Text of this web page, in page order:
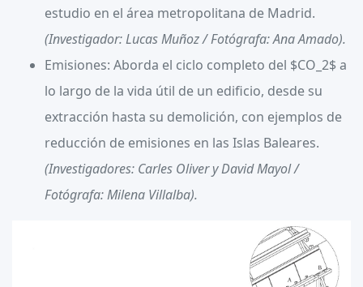
estudio en el área metropolitana de Madrid.
(Investigador: Lucas Muñoz / Fotógrafa: Ana Amado).
Emisiones: Aborda el ciclo completo del $CO_2$ a
lo largo de la vida útil de un edificio, desde su
extracción hasta su demolición, con ejemplos de
reducción de emisiones en las Islas Baleares.
(Investigadores: Carles Oliver y David Mayol /
Fotógrafa: Milena Villalba).